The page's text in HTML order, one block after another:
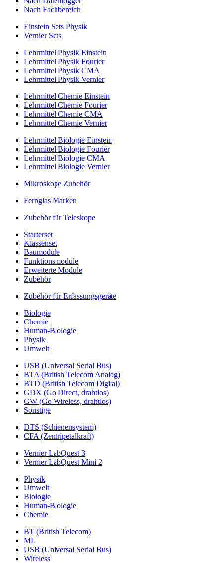
Nach Fachbereich
Einstein Sets Physik
Vernier Sets
Lehrmittel Physik Einstein
Lehrmittel Physik Fourier
Lehrmittel Physik CMA
Lehrmittel Physik Vernier
Lehrmittel Chemie Einstein
Lehrmittel Chemie Fourier
Lehrmittel Chemie CMA
Lehrmittel Chemie Vernier
Lehrmittel Biologie Einstein
Lehrmittel Biologie Fourier
Lehrmittel Biologie CMA
Lehrmittel Biologie Vernier
Mikroskope Zubehör
Fernglas Marken
Zubehör für Teleskope
Starterset
Klassenset
Baumodule
Funktionsmodule
Erweiterte Module
Zubehör
Zubehör für Erfassungsgeräte
Biologie
Chemie
Human-Biologie
Physik
Umwelt
USB (Universal Serial Bus)
BTA (British Telecom Analog)
BTD (British Telecom Digital)
GDX (Go Direct, drahtlos)
GW (Go Wireless, drahtlos)
Sonstige
DTS (Schienensystem)
CFA (Zentripetalkraft)
Vernier LabQuest 3
Vernier LabQuest Mini 2
Physik
Umwelt
Biologie
Human-Biologie
Chemie
BT (British Telecom)
ML
USB (Universal Serial Bus)
Wireless